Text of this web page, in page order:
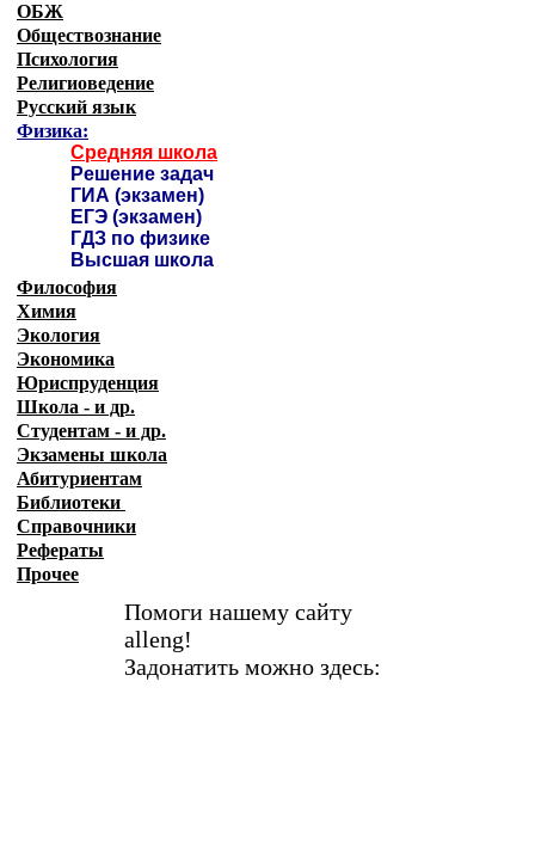
ОБЖ
Обществознание
Психология
Религиоведение
Русский язык
Физика:
Средняя школа
Решение задач
ГИА (экзамен)
ЕГЭ (экзамен)
ГДЗ по физике
Высшая школа
Философия
Химия
Экология
Экономика
Юриспруденция
Школа - и др.
Студентам - и др.
Экзамены школа
Абитуриентам
Библиотеки
Справочники
Рефераты
Прочее
Помоги нашему сайту
alleng!
Задонатить можно здесь: